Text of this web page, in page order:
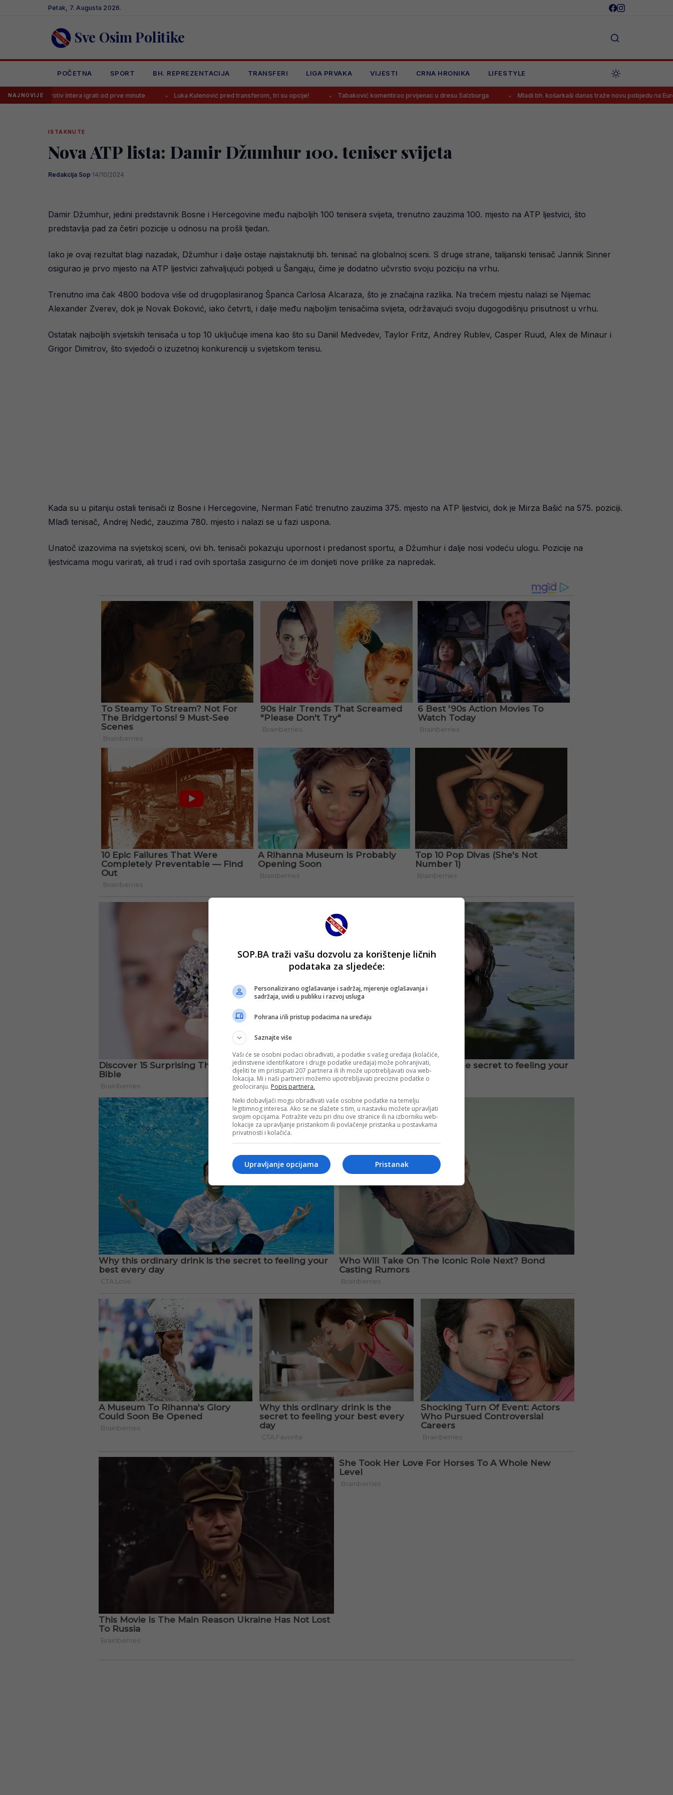
Petak, 7. Augusta 2026.
Sve Osim Politike
POČETNA SPORT BH. REPREZENTACIJA TRANSFERI LIGA PRVAKA VIJESTI CRNA HRONIKA LIFESTYLE
NAJNOVIJE
Intera igrati od prve minute Luka Kulenović pred transferom, tri su opcije! Tabaković komentirao prvijenac u dresu Salzburga Mladi bh. košarkaši danas traže novu pobjedu na Eurobasketu,
ISTAKNUTE
Nova ATP lista: Damir Džumhur 100. teniser svijeta
Redakcija Sop·14/10/2024
Damir Džumhur, jedini predstavnik Bosne i Hercegovine među najboljih 100 tenisera svijeta, trenutno zauzima 100. mjesto na ATP ljestvici, što
predstavlja pad za četiri pozicije u odnosu na prošli tjedan.
Iako je ovaj rezultat blagi nazadak, Džumhur i dalje ostaje najistaknutiji bh. tenisač na globalnoj sceni. S druge strane, talijanski tenisač Jannik Sinner
osigurao je prvo mjesto na ATP ljestvici zahvaljujući pobjedi u Šangaju, čime je dodatno učvrstio svoju poziciju na vrhu.
Trenutno ima čak 4800 bodova više od drugoplasiranog Španca Carlosa Alcaraza, što je značajna razlika. Na trećem mjestu nalazi se Nijemac
Alexander Zverev, dok je Novak Đoković, iako četvrti, i dalje među najboljim tenisačima svijeta, održavajući svoju dugogodišnju prisutnost u vrhu.
Ostatak najboljih svjetskih tenisača u top 10 uključuje imena kao što su Daniil Medvedev, Taylor Fritz, Andrey Rublev, Casper Ruud, Alex de Minaur i
Grigor Dimitrov, što svjedoči o izuzetnoj konkurenciji u svjetskom tenisu.
Kada su u pitanju ostali tenisači iz Bosne i Hercegovine, Nerman Fatić trenutno zauzima 375. mjesto na ATP ljestvici, dok je Mirza Bašić na 575. poziciji.
Mlađi tenisač, Andrej Nedić, zauzima 780. mjesto i nalazi se u fazi uspona.
Unatoč izazovima na svjetskoj sceni, ovi bh. tenisači pokazuju upornost i predanost sportu, a Džumhur i dalje nosi vodeću ulogu. Pozicije na
ljestvicama mogu varirati, ali trud i rad ovih sportaša zasigurno će im donijeti nove prilike za napredak.
SOP.BA traži vašu dozvolu za korištenje ličnih
podataka za sljedeće:
Personalizirano oglašavanje i sadržaj, mjerenje oglašavanja i
sadržaja, uvidi u publiku i razvoj usluga
Pohrana i/ili pristup podacima na uređaju
Saznajte više
Vaši će se osobni podaci obrađivati, a podatke s vašeg uređaja (kolačiće,
jedinstvene identifikatore i druge podatke uređaja) može pohranjivati,
dijeliti te im pristupati 207 partnera ili ih može upotrebljavati ova web-
lokacija. Mi i naši partneri možemo upotrebljavati precizne podatke o
geolociranju. Popis partnera.
Neki dobavljači mogu obrađivati vaše osobne podatke na temelju
legitimnog interesa. Ako se ne slažete s tim, u nastavku možete upravljati
svojim opcijama. Potražite vezu pri dnu ove stranice ili na izborniku web-
lokacije za upravljanje pristankom ili povlačenje pristanka u postavkama
privatnosti i kolačića.
Pristanak
Upravljanje opcijama